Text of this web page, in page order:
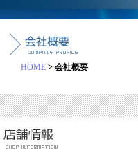
HOME > 会社概要